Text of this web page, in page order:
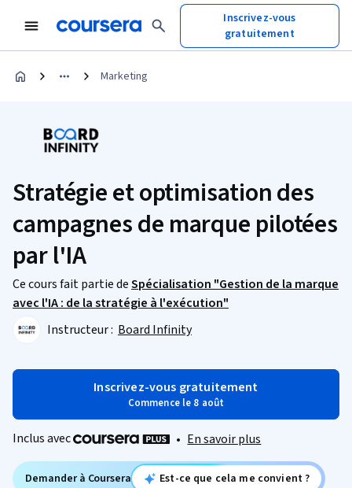
Inscrivez-vous
gratuitement
Marketing
Stratégie et optimisation des
campagnes de marque pilotées
par l'IA
Ce cours fait partie deSpécialisation "Gestion de la marque
avec l'IA : de la stratégie à l'exécution"
Instructeur : Board Infinity
Inscrivez-vous gratuitement
Commence le 8 août
Inclus avec • En savoir plus
Demander à Coursera Est-ce que cela me convient ?